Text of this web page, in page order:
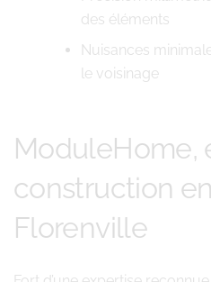
des éléments
Nuisances
le voisinage
ModuleHome,
construction
Florenville